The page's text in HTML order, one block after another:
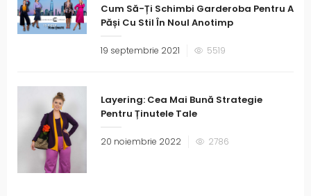
Cum Să-Ți Schimbi Garderoba Pentru A
Păși Cu Stil În Noul Anotimp
19 septembrie 2021 5519
Layering: Cea Mai Bună Strategie
Pentru Ținutele Tale
20 noiembrie 2022 2786